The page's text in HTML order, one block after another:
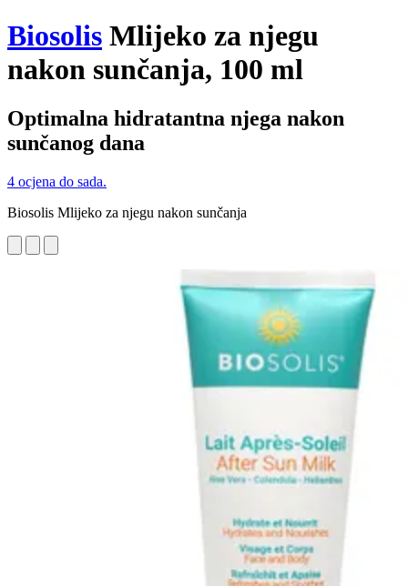
Biosolis Mlijeko za njegu
nakon sunčanja, 100 ml
Optimalna hidratantna njega nakon
sunčanog dana
4 ocjena do sada.
Biosolis Mlijeko za njegu nakon sunčanja